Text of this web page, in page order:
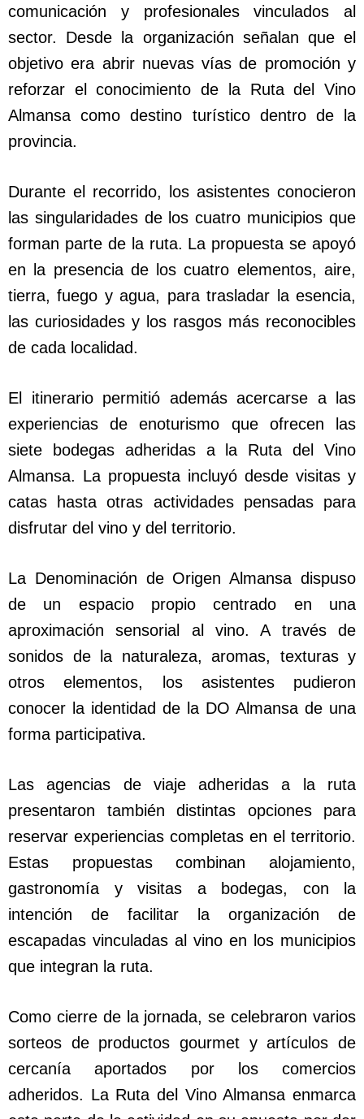
comunicación y profesionales vinculados al
sector. Desde la organización señalan que el
objetivo era abrir nuevas vías de promoción y
reforzar el conocimiento de la Ruta del Vino
Almansa como destino turístico dentro de la
provincia.
Durante el recorrido, los asistentes conocieron
las singularidades de los cuatro municipios que
forman parte de la ruta. La propuesta se apoyó
en la presencia de los cuatro elementos, aire,
tierra, fuego y agua, para trasladar la esencia,
las curiosidades y los rasgos más reconocibles
de cada localidad.
El itinerario permitió además acercarse a las
experiencias de enoturismo que ofrecen las
siete bodegas adheridas a la Ruta del Vino
Almansa. La propuesta incluyó desde visitas y
catas hasta otras actividades pensadas para
disfrutar del vino y del territorio.
La Denominación de Origen Almansa dispuso
de un espacio propio centrado en una
aproximación sensorial al vino. A través de
sonidos de la naturaleza, aromas, texturas y
otros elementos, los asistentes pudieron
conocer la identidad de la DO Almansa de una
forma participativa.
Las agencias de viaje adheridas a la ruta
presentaron también distintas opciones para
reservar experiencias completas en el territorio.
Estas propuestas combinan alojamiento,
gastronomía y visitas a bodegas, con la
intención de facilitar la organización de
escapadas vinculadas al vino en los municipios
que integran la ruta.
Como cierre de la jornada, se celebraron varios
sorteos de productos gourmet y artículos de
cercanía aportados por los comercios
adheridos. La Ruta del Vino Almansa enmarca